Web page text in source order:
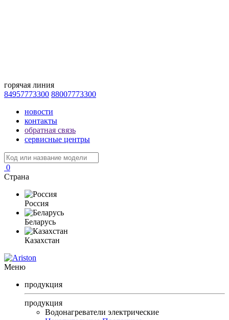
горячая линия
84957773300 88007773300
новости
контакты
обратная связь
сервисные центры
0
Страна
Россия
Беларусь
Казахстан
Меню
продукция
продукция
Водонагреватели электрические